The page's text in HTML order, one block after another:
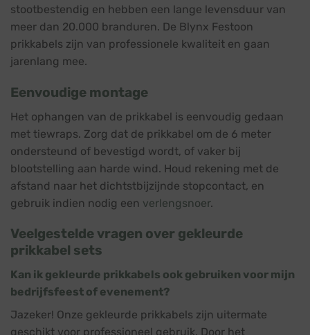
stootbestendig en hebben een lange levensduur van
meer dan 20.000 branduren. De Blynx Festoon
prikkabels zijn van professionele kwaliteit en gaan
jarenlang mee.
Eenvoudige montage
Het ophangen van de prikkabel is eenvoudig gedaan
met tiewraps. Zorg dat de prikkabel om de 6 meter
ondersteund of bevestigd wordt, of vaker bij
blootstelling aan harde wind. Houd rekening met de
afstand naar het dichtstbijzijnde stopcontact, en
gebruik indien nodig een verlengsnoer.
Veelgestelde vragen over gekleurde
prikkabel sets
Kan ik gekleurde prikkabels ook gebruiken voor mijn
bedrijfsfeest of evenement?
Jazeker! Onze gekleurde prikkabels zijn uitermate
geschikt voor professioneel gebruik. Door het